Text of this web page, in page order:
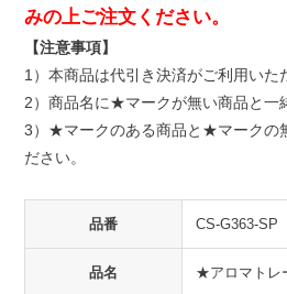
みの上ご注文ください。
【注意事項】
1）本商品は代引き決済がご利用いた
2）商品名に★マークが無い商品と一
3）★マークのある商品と★マークの
ださい。
品番 CS-G363-SP
品名 ★アロマトレ